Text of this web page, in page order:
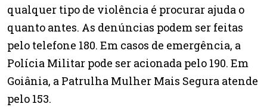
qualquer tipo de violência é procurar ajuda o
quanto antes. As denúncias podem ser feitas
pelo telefone 180. Em casos de emergência, a
Polícia Militar pode ser acionada pelo 190. Em
Goiânia, a Patrulha Mulher Mais Segura atende
pelo 153.